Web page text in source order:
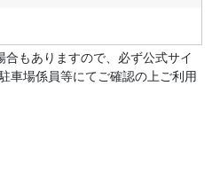
もありますので、必ず公式サイ
車場係員等にてご確認の上ご利用